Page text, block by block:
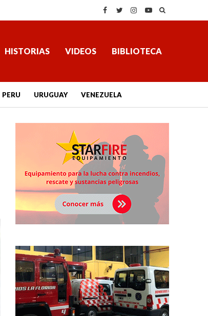
HISTORIAS VIDEOS BIBLIOTECA
PERU URUGUAY VENEZUELA